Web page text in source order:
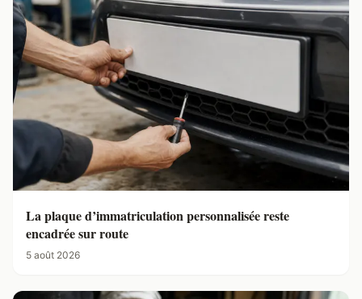
La plaque d’immatriculation personnalisée reste
encadrée sur route
5 août 2026